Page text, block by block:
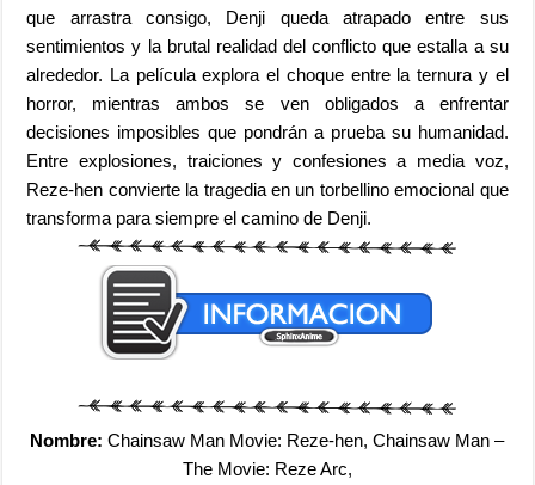
que arrastra consigo, Denji queda atrapado entre sus
sentimientos y la brutal realidad del conflicto que estalla a su
alrededor. La película explora el choque entre la ternura y el
horror, mientras ambos se ven obligados a enfrentar
decisiones imposibles que pondrán a prueba su humanidad.
Entre explosiones, traiciones y confesiones a media voz,
Reze-hen convierte la tragedia en un torbellino emocional que
transforma para siempre el camino de Denji.
Nombre:Chainsaw Man Movie: Reze-hen, Chainsaw Man –
The Movie: Reze Arc,